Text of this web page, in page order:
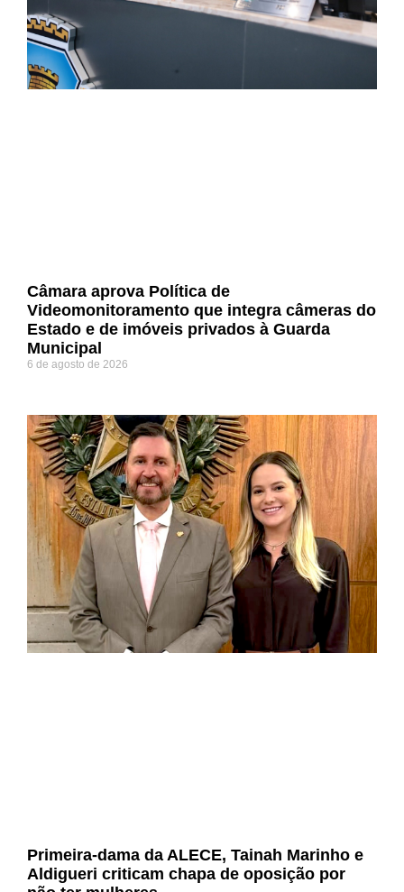
Câmara aprova Política de
Videomonitoramento que integra câmeras do
Estado e de imóveis privados à Guarda
Municipal
6 de agosto de 2026
Primeira-dama da ALECE, Tainah Marinho e
Aldigueri criticam chapa de oposição por